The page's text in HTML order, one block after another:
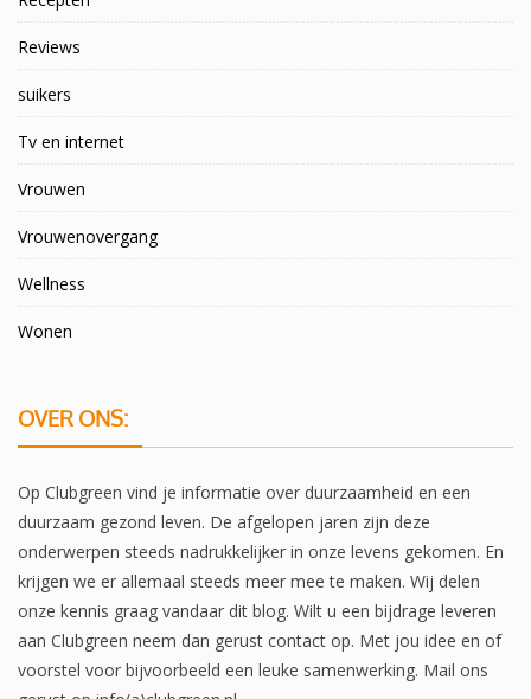
Reviews
suikers
Tv en internet
Vrouwen
Vrouwenovergang
Wellness
Wonen
OVER ONS:
Op Clubgreen vind je informatie over duurzaamheid en een
duurzaam gezond leven. De afgelopen jaren zijn deze
onderwerpen steeds nadrukkelijker in onze levens gekomen. En
krijgen we er allemaal steeds meer mee te maken. Wij delen
onze kennis graag vandaar dit blog. Wilt u een bijdrage leveren
aan Clubgreen neem dan gerust contact op. Met jou idee en of
voorstel voor bijvoorbeeld een leuke samenwerking. Mail ons